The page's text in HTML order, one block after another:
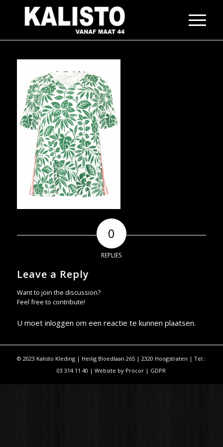
0
REPLIES
Leave a Reply
Want to join the discussion?
Feel free to contribute!
U moet inloggen om een reactie te kunnen plaatsen.
© 2023 Kalisto Kleding | Heilig Bloedlaan 265 | 2320 Hoogstraten | Tel.:
03 314 11 40 | Website by Procor | GDPR